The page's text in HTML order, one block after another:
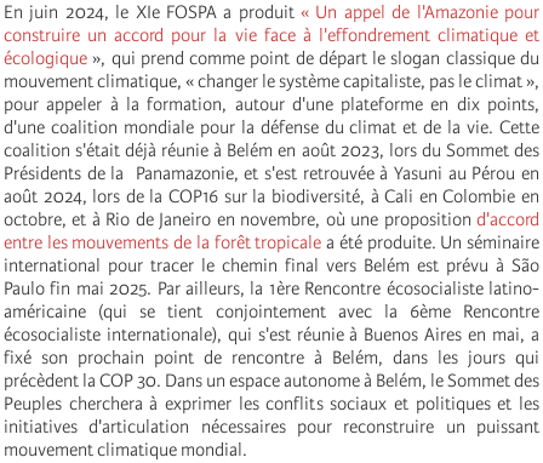
En juin 2024, le XIe FOSPA a produit« Un appel de l'Amazonie pour
construire un accord pour la vie face à l'effondrement climatique et
écologique », qui prend comme point de départ le slogan classique du
mouvement climatique, « changer le système capitaliste, pas le climat »,
pour appeler à la formation, autour d'une plateforme en dix points,
d'une coalition mondiale pour la défense du climat et de la vie. Cette
coalition s'était déjà réunie à Belém en août 2023, lors du Sommet des
Présidents de la Panamazonie, et s'est retrouvée à Yasuni au Pérou en
août 2024, lors de la COP16 sur la biodiversité, à Cali en Colombie en
octobre, et à Rio de Janeiro en novembre, où une proposition d'accord
entre les mouvements de la forêt tropicale a été produite. Un séminaire
international pour tracer le chemin final vers Belém est prévu à São
Paulo fin mai 2025. Par ailleurs, la 1ère Rencontre écosocialiste latino-
américaine (qui se tient conjointement avec la 6ème Rencontre
écosocialiste internationale), qui s'est réunie à Buenos Aires en mai, a
fixé son prochain point de rencontre à Belém, dans les jours qui
précèdent la COP 30. Dans un espace autonome à Belém, le Sommet des
Peuples cherchera à exprimer les conflits sociaux et politiques et les
initiatives d'articulation nécessaires pour reconstruire un puissant
mouvement climatique mondial.